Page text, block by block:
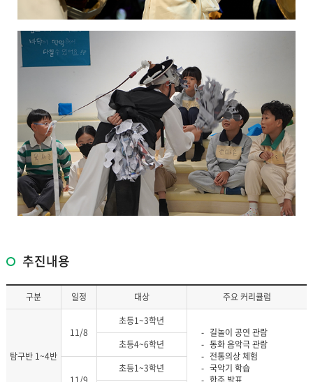
추진내용
구분 일정 대상 주요 커리큘럼
탐구반 1~4반
11/8
초등1~3학년
길놀이 공연 관람
동화 음악극 관람
전통의상 체험
국악기 학습
초등4~6학년
초등1~3학년